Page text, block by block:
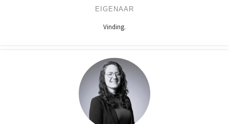
EIGENAAR
Vinding.